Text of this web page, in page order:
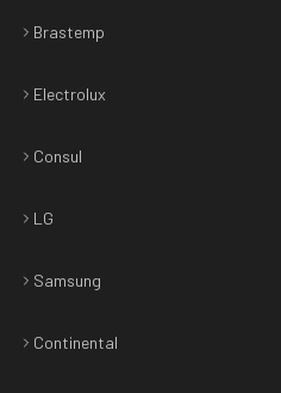
Brastemp
Electrolux
Consul
LG
Samsung
Continental